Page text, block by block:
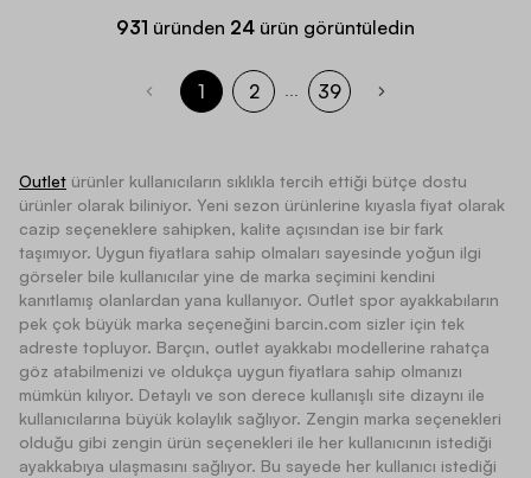
931 üründen 24 ürün görüntüledin
1 2 ... 39
Outlet ürünler kullanıcıların sıklıkla tercih ettiği bütçe dostu
ürünler olarak biliniyor. Yeni sezon ürünlerine kıyasla fiyat olarak
cazip seçeneklere sahipken, kalite açısından ise bir fark
taşımıyor. Uygun fiyatlara sahip olmaları sayesinde yoğun ilgi
görseler bile kullanıcılar yine de marka seçimini kendini
kanıtlamış olanlardan yana kullanıyor. Outlet spor ayakkabıların
pek çok büyük marka seçeneğini barcin.com sizler için tek
adreste topluyor. Barçın, outlet ayakkabı modellerine rahatça
göz atabilmenizi ve oldukça uygun fiyatlara sahip olmanızı
mümkün kılıyor. Detaylı ve son derece kullanışlı site dizaynı ile
kullanıcılarına büyük kolaylık sağlıyor. Zengin marka seçenekleri
olduğu gibi zengin ürün seçenekleri ile her kullanıcının istediği
ayakkabıya ulaşmasını sağlıyor. Bu sayede her kullanıcı istediği